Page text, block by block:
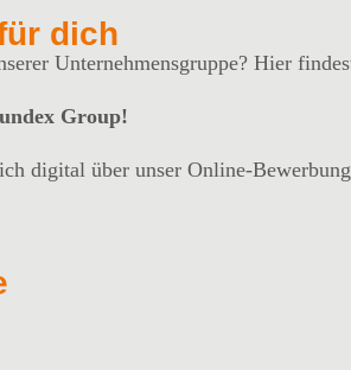
dich
Unternehmensgruppe? Hier
Group!
digital über unser Online-